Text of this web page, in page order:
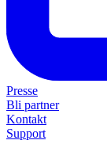
Presse
Bli partner
Kontakt
Support